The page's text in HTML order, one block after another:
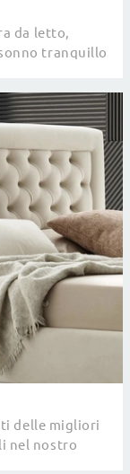
da letto,
tranquillo
delle migliori
nel nostro